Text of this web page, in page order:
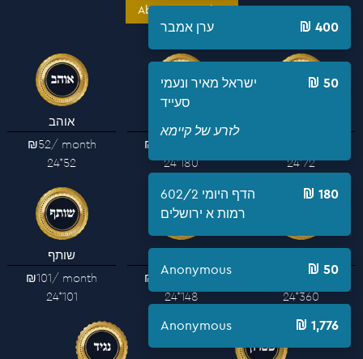
ערן אמבר 400
ישראל מאיר ונעמי
סעייד
50
לזרע של קיימא
הדף היומי 602/2
רמות א ירושלים
180
Anonymous 50
Anonymous 1,776
About Campaign
אוהב
₪52/ month
24*52
₪180
24*180
24*72
שותף
₪101/ month
24*101
₪148/ month
24*148
/ month
24*360